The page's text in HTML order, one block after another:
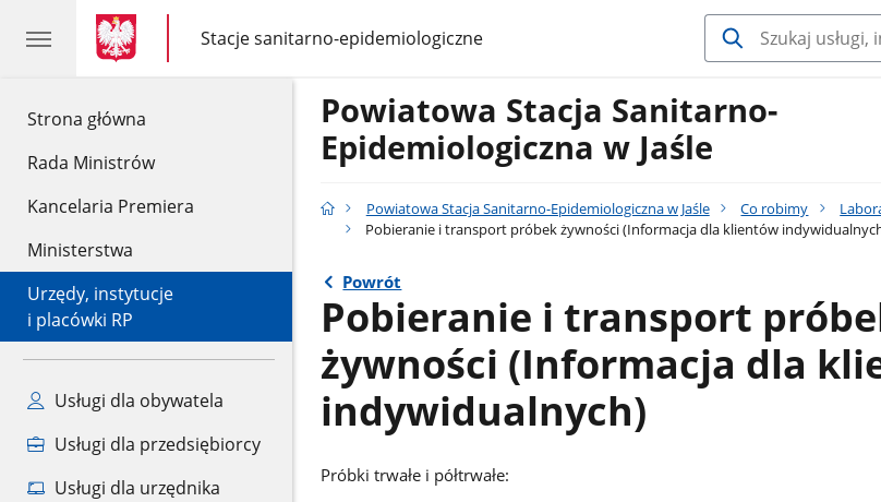
Strona główna
Rada Ministrów
Kancelaria Premiera
Ministerstwa
Urzędy, instytucje
i placówki RP
Usługi dla obywatela
Usługi dla przedsiębiorcy
Usługi dla urzędnika
gov.pl
gov.pl
Stacje sanitarno-epidemiologiczne
gov.pl
Stacje
sanitarno-
epidemiologiczne
Powiatowa Stacja Sanitarno-
Epidemiologiczna w Jaśle
Powiatowa Stacja Sanitarno-Epidemiologiczna w Jaśle Co robimy
Pobieranie i transport próbek żywności (Informacja dla klientów
Powrót
Pobieranie i transport
żywności (Informacja dla
indywidualnych)
Próbki trwałe i półtrwałe: